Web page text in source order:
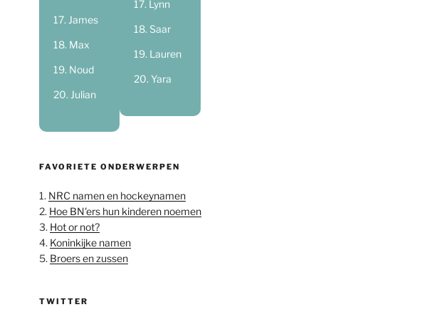
James
Max
Noud
Julian
Lynn
Saar
Lauren
Yara
FAVORIETE ONDERWERPEN
1. NRC namen en hockeynamen
2. Hoe BN'ers hun kinderen noemen
3. Hot or not?
4. Koninkijke namen
5. Broers en zussen
TWITTER